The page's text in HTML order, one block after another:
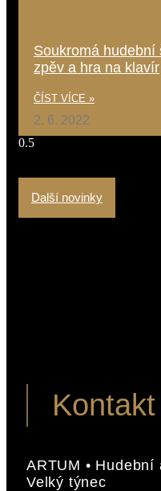
Soukromá hudební
zpěv a hra na klavír
ČÍST VÍCE »
2. 6. 2022
Další novinky
Kontakt
ARTUM •
Velký týnec